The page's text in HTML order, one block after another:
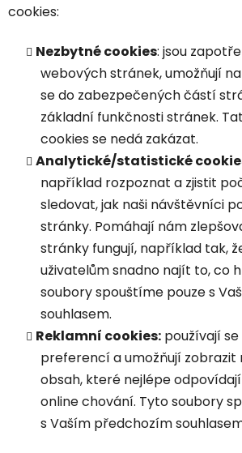
cookies:
Nezbytné cookies: jsou
webových stránek, umožňují
se do zabezpečených částí
základní funkčnosti stránek.
cookies se nedá zakázat.
Analytické/statistické
například rozpoznat a zjistit
sledovat, jak naši návštěvníci
stránky. Pomáhají nám
stránky fungují, například tak,
uživatelům snadno najít to, co
soubory spouštíme pouze s
souhlasem.
Reklamní cookies: používají
preferencí a umožňují zobrazit
obsah, které nejlépe
online chování. Tyto soubory
s Vaším předchozím